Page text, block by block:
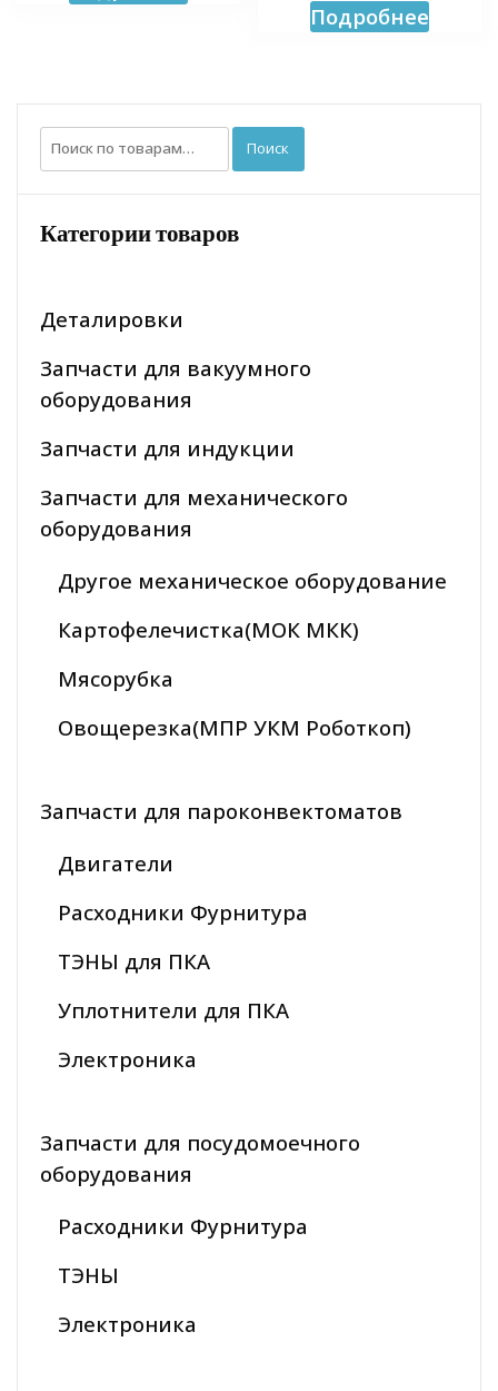
Подробнее
Искать: Поиск
Категории товаров
Деталировки
Запчасти для вакуумного
оборудования
Запчасти для индукции
Запчасти для механического
оборудования
Другое механическое оборудование
Картофелечистка(МОК МКК)
Мясорубка
Овощерезка(МПР УКМ Роботкоп)
Запчасти для пароконвектоматов
Двигатели
Расходники Фурнитура
ТЭНЫ для ПКА
Уплотнители для ПКА
Электроника
Запчасти для посудомоечного
оборудования
Расходники Фурнитура
ТЭНЫ
Электроника